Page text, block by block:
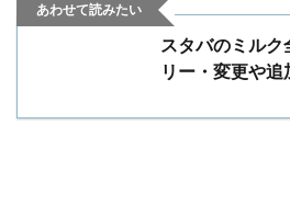
あわせて読みたい
スタバのミルク
リー・変更や